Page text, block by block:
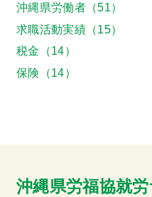
沖縄県労働者（51）
求職活動実績（15）
税金（14）
保険（14）
沖縄県労福協就